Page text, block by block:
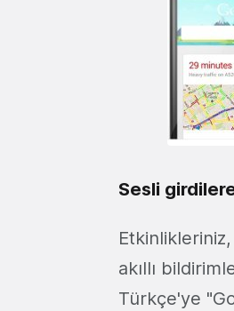
Sesli
akıllı
Türkçe'ye